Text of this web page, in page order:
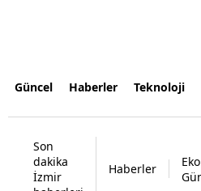
Güncel Haberler Teknoloji
Son
dakika
İzmir
Haberler
Eko